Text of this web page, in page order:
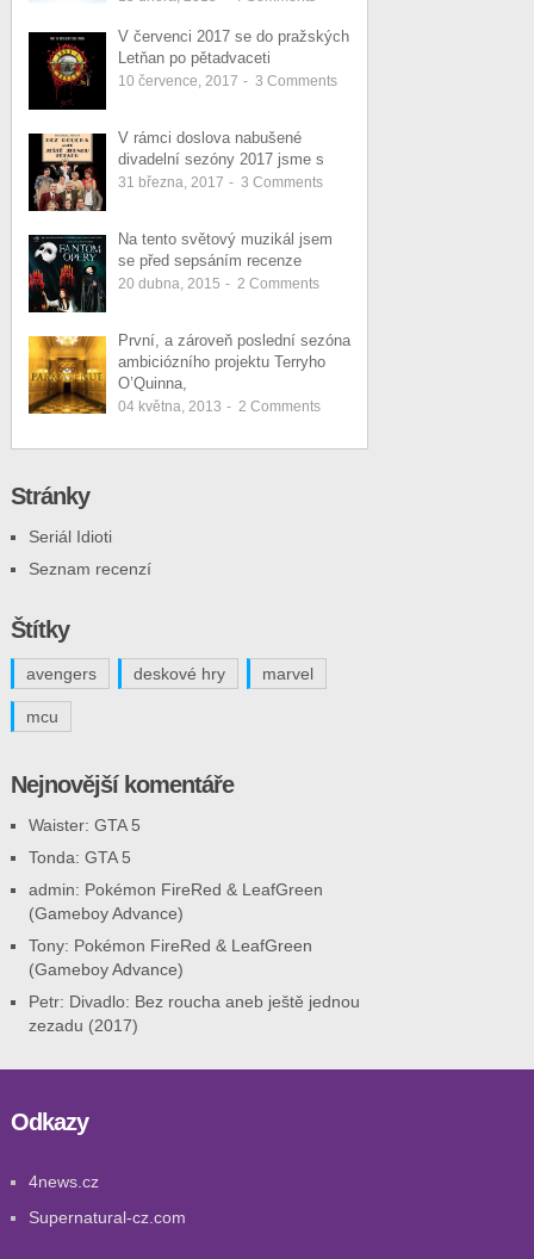
V červenci 2017 se do pražských
Letňan po pětadvaceti
10 července, 2017 - 3 Comments
V rámci doslova nabušené
divadelní sezóny 2017 jsme s
31 března, 2017 - 3 Comments
Na tento světový muzikál jsem
se před sepsáním recenze
20 dubna, 2015 - 2 Comments
První, a zároveň poslední sezóna
ambiciózního projektu Terryho
O’Quinna,
04 května, 2013 - 2 Comments
Stránky
Seriál Idioti
Seznam recenzí
Štítky
avengers deskové hry marvel
mcu
Nejnovější komentáře
Waister: GTA 5
Tonda: GTA 5
admin: Pokémon FireRed & LeafGreen
(Gameboy Advance)
Tony: Pokémon FireRed & LeafGreen
(Gameboy Advance)
Petr: Divadlo: Bez roucha aneb ještě jednou
zezadu (2017)
Odkazy
4news.cz
Supernatural-cz.com